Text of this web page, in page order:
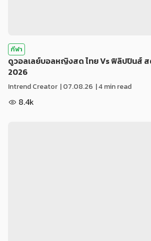
กีฬา
ดูวอลเลย์บอลหญิงสด ไทย Vs ฟิลิปปินส์ ส
2026
Intrend Creator |07.08.26 | 4 min read
8.4k